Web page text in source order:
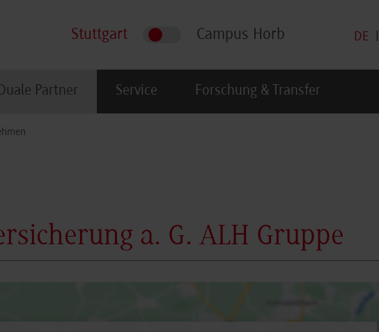
Stuttgart Campus Horb DE
Partner Service Forschung & Transfer
a. G. ALH Gruppe